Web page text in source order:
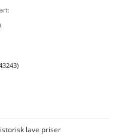
lave priser